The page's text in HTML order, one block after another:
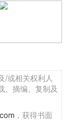
/或相关权利人
、摘编、复制及
，获得书面